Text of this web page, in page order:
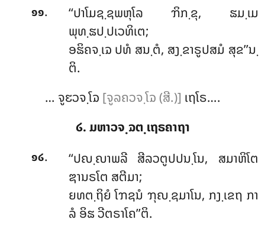
໑໑.
‘‘ປາໂມຊ຺ຊພຫຸໂລ ຠິກ຺ຂຸ, ຘມ຺ເມ
ພຸທ຺ຘປ຺ປເວທິເຕ;
ອຘິຄຈ຺ເຉ ປທໍ ສນ຺ຕໍ, ສງ຺ຂາຣູປສມໍ ສຸຂ’’ນ຺
ຕິ.
… ຈູຬວຈ຺ໂຉ [ຈູລຄວຈ຺ໂຉ (ສີ.)] ເຖໂຣ….
໒. ມຫາວຈ຺ຉຕ຺ເຖຣຄາຖາ
໑໒.
‘‘ປຎ຺ຎາພລີ ສີລວຕູປປນ຺ໂນ, ສມາຫິໂຕ
ຌານຣໂຕ ສຕີມາ;
ຍທຕ຺ຖິຍໍ ໂຠຊນໍ ຠຸຎ຺ຊມາໂນ, ກງ຺ເຂຖ ກາ
ລໍ ອິຘ ວີຕຣາໂຄ’’ຕິ.